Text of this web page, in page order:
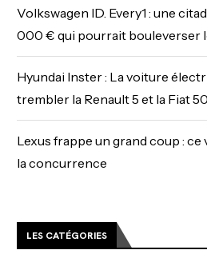
Volkswagen ID. Every1 : une
000 € qui pourrait bouleverser
Hyundai Inster : La voiture
trembler la Renault 5 et la Fiat
Lexus frappe un grand coup : ce
la concurrence
LES CATÉGORIES